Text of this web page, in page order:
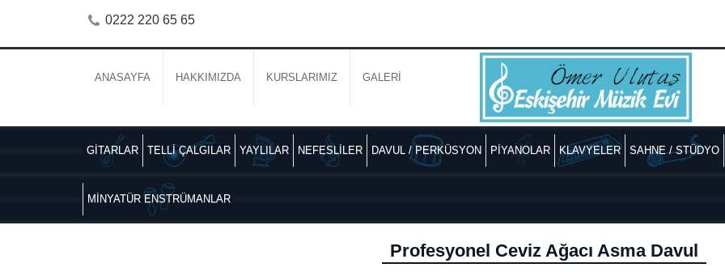
0222 220 65 65
ANASAYFA HAKKIMIZDA KURSLARIMIZ GALERİ
GİTARLAR TELLİ ÇALGILAR YAYLILAR NEFESLİLER DAVUL / PERKÜSYON PİYANOLAR KLAVYELER SAHNE / STÜDYO
MİNYATÜR ENSTRÜMANLAR
Profesyonel Ceviz Ağacı Asma Davul